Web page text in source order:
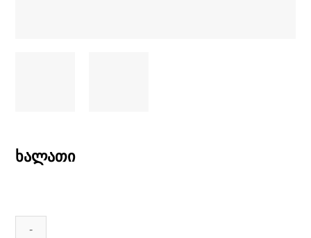
ხალათი